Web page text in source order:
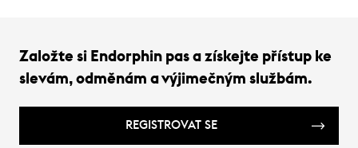
Založte si Endorphin pas a získejte přístup ke
slevám, odměnám a výjimečným službám.
REGISTROVAT SE